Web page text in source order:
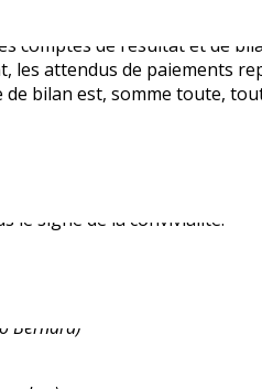
comptes de résultat et de
les attendus de
de bilan est, somme toute,
qui se portent bien, et sont le
du Conseil
le signe de la convivialité.
Bernard)